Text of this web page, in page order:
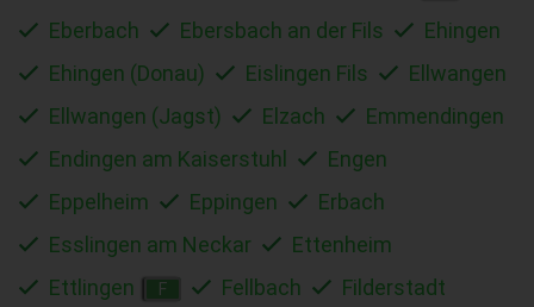
Eberbach Ebersbach an der Fils
Ehingen
Ehingen (Donau)
Eislingen Fils
Ellwangen
Ellwangen (Jagst)
Elzach
Emmendingen
Endingen am Kaiserstuhl
Engen
Eppelheim
Eppingen
Erbach
Esslingen am Neckar
Ettenheim
Ettlingen
F Fellbach
Filderstadt